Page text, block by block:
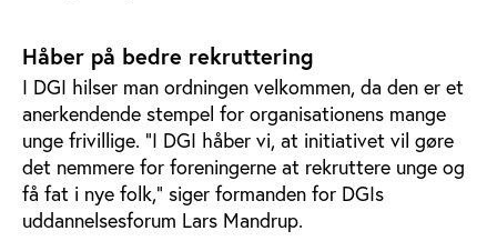
Håber på bedre rekruttering
I DGI hilser man ordningen velkommen, da den er et
anerkendende stempel for organisationens mange
unge frivillige. ”I DGI håber vi, at initiativet vil gøre
det nemmere for foreningerne at rekruttere unge og
få fat i nye folk,” siger formanden for DGIs
uddannelsesforum Lars Mandrup.